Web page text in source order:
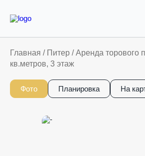
Главная / Питер /Аренда торового
кв.метров, 3 этаж
Фото Планировка На